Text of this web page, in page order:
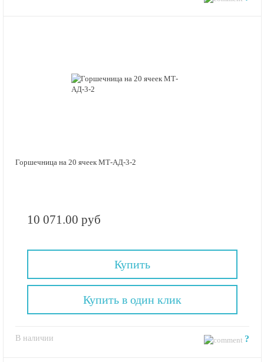
Горшечница на 20 ячеек МТ-АД-3-2
10 071.00 руб
Купить
В наличии ?
Купить в один клик